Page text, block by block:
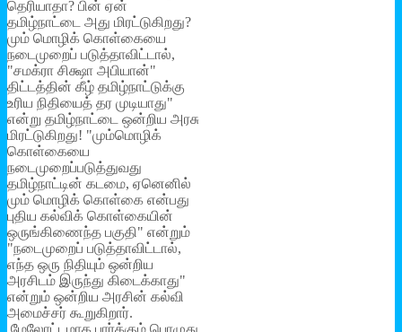
தெரியாதா? பின் ஏன்
தமிழ்நாட்டை அது மிரட்டுகிறது?
மும் மொழிக் கொள்கையை
நடைமுறைப் படுத்தாவிட்டால்,
"சமக்ரா சிக்ஷா அபியான்"
திட்டத்தின் கீழ் தமிழ்நாட்டுக்கு
உரிய நிதியைத் தர முடியாது"
என்று தமிழ்நாட்டை ஒன்றிய அரசு
மிரட்டுகிறது! "மும்மொழிக்
கொள்கையை
நடைமுறைப்படுத்துவது
தமிழ்நாட்டின் கடமை, ஏனெனில்
மும் மொழிக் கொள்கை என்பது
புதிய கல்விக் கொள்கையின்
ஒருங்கிணைந்த பகுதி" என்றும்
"நடைமுறைப் படுத்தாவிட்டால்,
எந்த ஒரு நிதியும் ஒன்றிய
அரசிடம் இருந்து கிடைக்காது"
என்றும் ஒன்றிய அரசின் கல்வி
அமைச்சர் கூறுகிறார்.